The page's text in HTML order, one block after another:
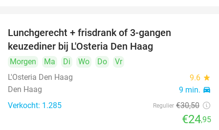
Lunchgerecht + frisdrank of 3-gangen
keuzediner bij L'Osteria Den Haag
Morgen Ma Di Wo Do
Vr
L'Osteria Den Haag
9.6 star
Den Haag 9 min. directions_car
Verkocht: 1.285 Regulier €30,50
€24,95